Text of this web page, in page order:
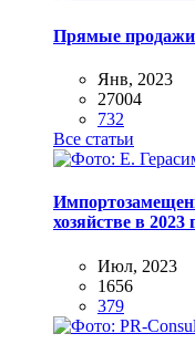
Прямые
Янв, 2023
27004
732
Все статьи
хозяйстве в 2023
Июл, 2023
1656
379